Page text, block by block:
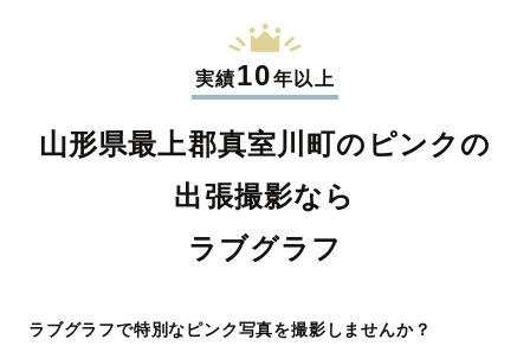
実績10年以上
山形県最上郡真室川町のピンクの
出張撮影なら
ラブグラフ
ラブグラフで特別なピンク写真を撮影しませんか？